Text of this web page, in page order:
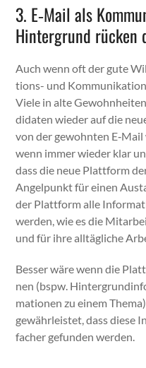
3. E‑Mail als
Hintergrund rücken
Auch wenn oft der gute
tions- und
Viele in alte
di­dat­en wieder auf die
von der gewohn­ten
wenn immer wieder klar
dass die neue Plat­tform
Angelpunkt für einen
der Plat­tform alle
wer­den, wie es die
und für ihre alltägliche
Bess­er wäre wenn die
nen (bspw.
ma­tio­nen zu einem
gewährleis­tet, dass diese
fach­er gefun­den wer­den.